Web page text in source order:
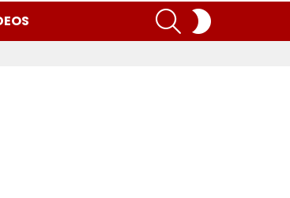
SEARCH